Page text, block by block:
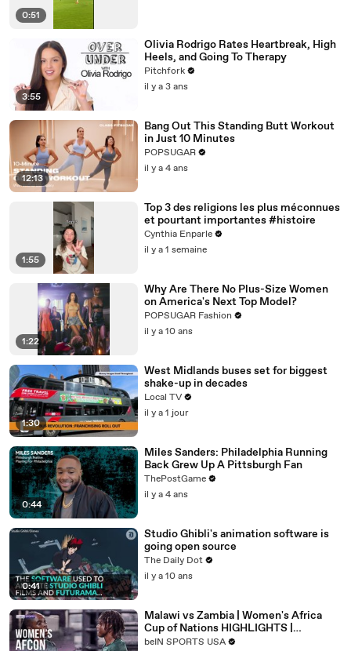
0:51
3:55
Olivia Rodrigo Rates Heartbreak, High
Heels, and Going To Therapy
Pitchfork
il y a 3 ans
12:13
Bang Out This Standing Butt Workout
in Just 10 Minutes
POPSUGAR
il y a 4 ans
1:55
Top 3 des religions les plus méconnues
et pourtant importantes #histoire
Cynthia Enparle
il y a 1 semaine
1:22
Why Are There No Plus-Size Women
on America's Next Top Model?
POPSUGAR Fashion
il y a 10 ans
1:30
West Midlands buses set for biggest
shake-up in decades
Local TV
il y a 1 jour
0:44
Miles Sanders: Philadelphia Running
Back Grew Up A Pittsburgh Fan
ThePostGame
il y a 4 ans
0:41
Studio Ghibli's animation software is
going open source
The Daily Dot
il y a 10 ans
Malawi vs Zambia | Women's Africa
Cup of Nations HIGHLIGHTS |
08/05/2026 | beIN SPORTS USA
beIN SPORTS USA